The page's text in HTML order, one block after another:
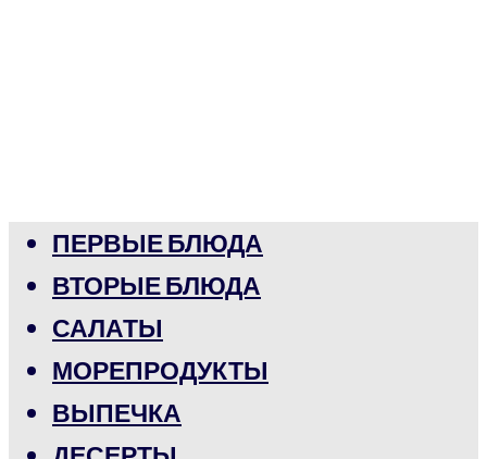
ПЕРВЫЕ БЛЮДА
ВТОРЫЕ БЛЮДА
САЛАТЫ
МОРЕПРОДУКТЫ
ВЫПЕЧКА